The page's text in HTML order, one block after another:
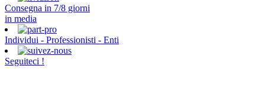
Consegna in 7/8 giorni
in media
Individui - Professionisti - Enti
Seguiteci !